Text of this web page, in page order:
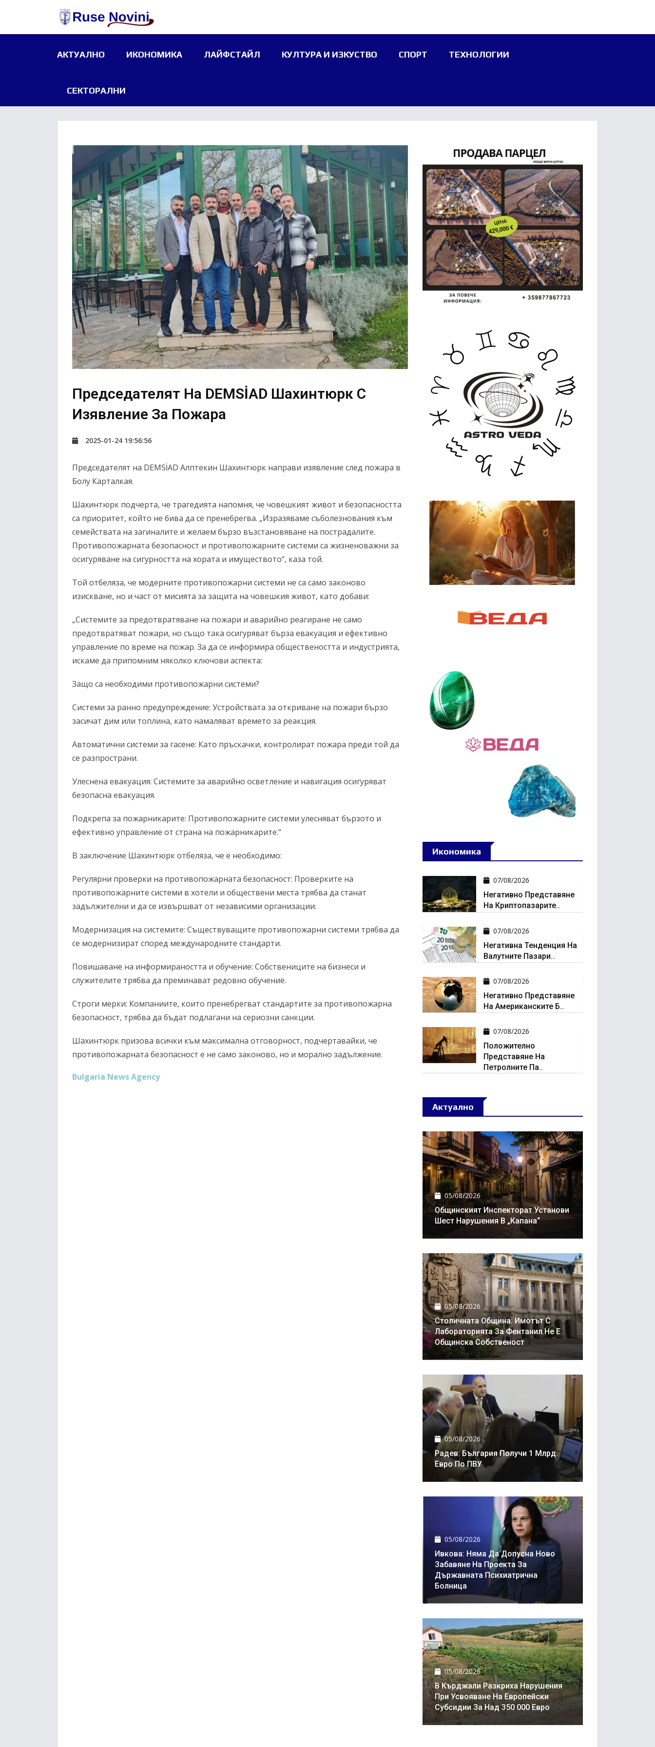
АКТУАЛНО ИКОНОМИКА ЛАЙФСТАЙЛ КУЛТУРА И ИЗКУСТВО СПОРТ ТЕХНОЛОГИИ
СЕКТОРАЛНИ
Председателят На DEMSİAD Шахинтюрк С
Изявление За Пожара
2025-01-24 19:56:56
Председателят на DEMSİAD Алптекин Шахинтюрк направи изявление след пожара в
Болу Карталкая.
Шахинтюрк подчерта, че трагедията напомня, че човешкият живот и безопасността
са приоритет, който не бива да се пренебрегва. „Изразяваме съболезнования към
семействата на загиналите и желаем бързо възстановяване на пострадалите.
Противопожарната безопасност и противопожарните системи са жизненоважни за
осигуряване на сигурността на хората и имуществото“, каза той.
Той отбеляза, че модерните противопожарни системи не са само законово
изискване, но и част от мисията за защита на човешкия живот, като добави:
„Системите за предотвратяване на пожари и аварийно реагиране не само
предотвратяват пожари, но също така осигуряват бърза евакуация и ефективно
управление по време на пожар. За да се информира обществеността и индустрията,
искаме да припомним няколко ключови аспекта:
Защо са необходими противопожарни системи?
Системи за ранно предупреждение: Устройствата за откриване на пожари бързо
засичат дим или топлина, като намаляват времето за реакция.
Автоматични системи за гасене: Като пръскачки, контролират пожара преди той да
се разпространи.
Улеснена евакуация: Системите за аварийно осветление и навигация осигуряват
безопасна евакуация.
Подкрепа за пожарникарите: Противопожарните системи улесняват бързото и
ефективно управление от страна на пожарникарите.“
В заключение Шахинтюрк отбеляза, че е необходимо:
Регулярни проверки на противопожарната безопасност: Проверките на
противопожарните системи в хотели и обществени места трябва да станат
задължителни и да се извършват от независими организации.
Модернизация на системите: Съществуващите противопожарни системи трябва да
се модернизират според международните стандарти.
Повишаване на информираността и обучение: Собствениците на бизнеси и
служителите трябва да преминават редовно обучение.
Строги мерки: Компаниите, които пренебрегват стандартите за противопожарна
безопасност, трябва да бъдат подлагани на сериозни санкции.
Шахинтюрк призова всички към максимална отговорност, подчертавайки, че
противопожарната безопасност е не само законово, но и морално задължение.
Bulgaria News Agency
Икономика
07/08/2026
Негативно Представяне
На Криптопазарите..
07/08/2026
Негативна Тенденция На
Валутните Пазари..
07/08/2026
Негативно Представяне
На Американските Б..
07/08/2026
Положително
Представяне На
Петролните Па..
Актуално
05/08/2026
Общинският Инспекторат Установи
Шест Нарушения В „Капана“
05/08/2026
Столичната Община: Имотът С
Лабораторията За Фентанил Не Е
Общинска Собственост
05/08/2026
Радев: България Получи 1 Млрд.
Евро По ПВУ
05/08/2026
Ивкова: Няма Да Допусна Ново
Забавяне На Проекта За
Държавната Психиатрична
Болница
05/08/2026
В Кърджали Разкриха Нарушения
При Усвояване На Европейски
Субсидии За Над 350 000 Евро